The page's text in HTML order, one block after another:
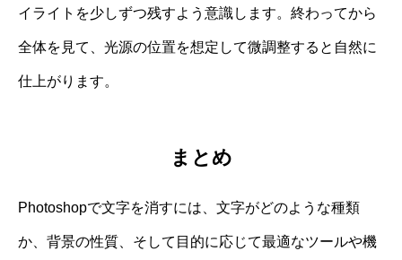
イライトを少しずつ残すよう意識します。終わってから
全体を見て、光源の位置を想定して微調整すると自然に
仕上がります。
まとめ
Photoshopで文字を消すには、文字がどのような種類
か、背景の性質、そして目的に応じて最適なツールや機